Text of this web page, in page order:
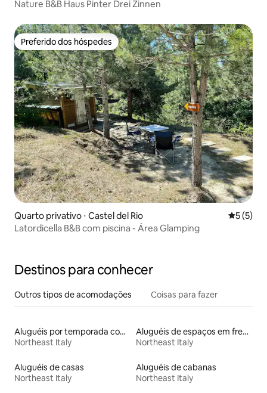
Nature B&B Haus Pinter Drei Zinnen
Preferido dos hóspedes
Preferido dos hóspedes
Quarto privativo ⋅ Castel del Rio 5 de
5 (5)
Latordicella B&B com piscina - Área Glamping
Destinos para conhecer
Outros tipos de acomodações Coisas para fazer
Aluguéis por temporada com banheiro para PCD
Northeast Italy
Aluguéis de espaços em frente à praia
Northeast Italy
Aluguéis de casas
Northeast Italy
Aluguéis de cabanas
Northeast Italy